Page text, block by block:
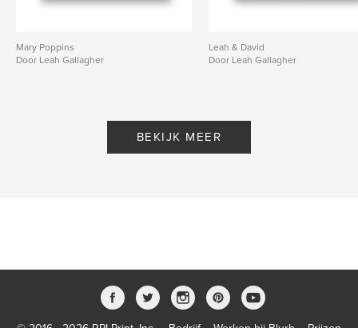
Mary Poppins
Door Leah Gallagher
Leah & David
Door Leah Gallagher
BEKIJK MEER